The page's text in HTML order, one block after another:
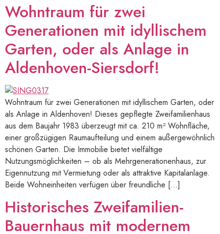
Wohntraum für zwei
Generationen mit idyllischem
Garten, oder als Anlage in
Aldenhoven-Siersdorf!
Wohntraum für zwei Generationen mit idyllischem Garten, oder
als Anlage in Aldenhoven! Dieses gepflegte Zweifamilienhaus
aus dem Baujahr 1983 überzeugt mit ca. 210 m² Wohnfläche,
einer großzügigen Raumaufteilung und einem außergewöhnlich
schönen Garten. Die Immobilie bietet vielfältige
Nutzungsmöglichkeiten – ob als Mehrgenerationenhaus, zur
Eigennutzung mit Vermietung oder als attraktive Kapitalanlage.
Beide Wohneinheiten verfügen über freundliche […]
Historisches Zweifamilien-
Bauernhaus mit modernem